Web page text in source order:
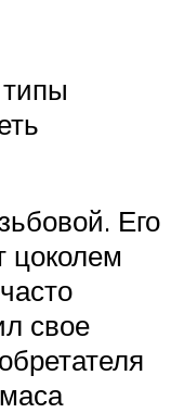
Его
цоколем
свое